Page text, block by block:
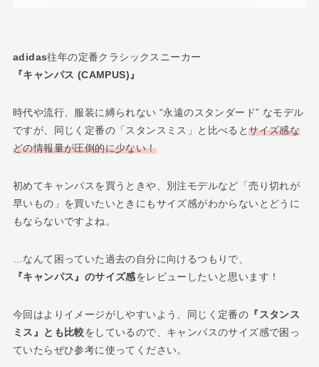
adidas往年の定番クラシックスニーカー
『キャンパス (CAMPUS)』
時代や流行、服装に縛られない “永遠のスタンダード” なモデル
ですが、同じく定番の「スタンスミス」と比べるとサイズ感な
どの情報量が圧倒的に少ない！
初めてキャンパスを買うときや、別注モデルなど「売り切れが
早いもの」を買いたいときにもサイズ感がわからないとどうに
もならないですよね。
…なんて困っていた過去の自分に向けるつもりで、
『キャンパス』のサイズ感をレビューしたいと思います！
今回はよりイメージがしやすいよう、同じく定番の 『スタンス
ミス』とも比較をしているので、キャンパスのサイズ感で困っ
ていたらぜひ参考に使ってください。